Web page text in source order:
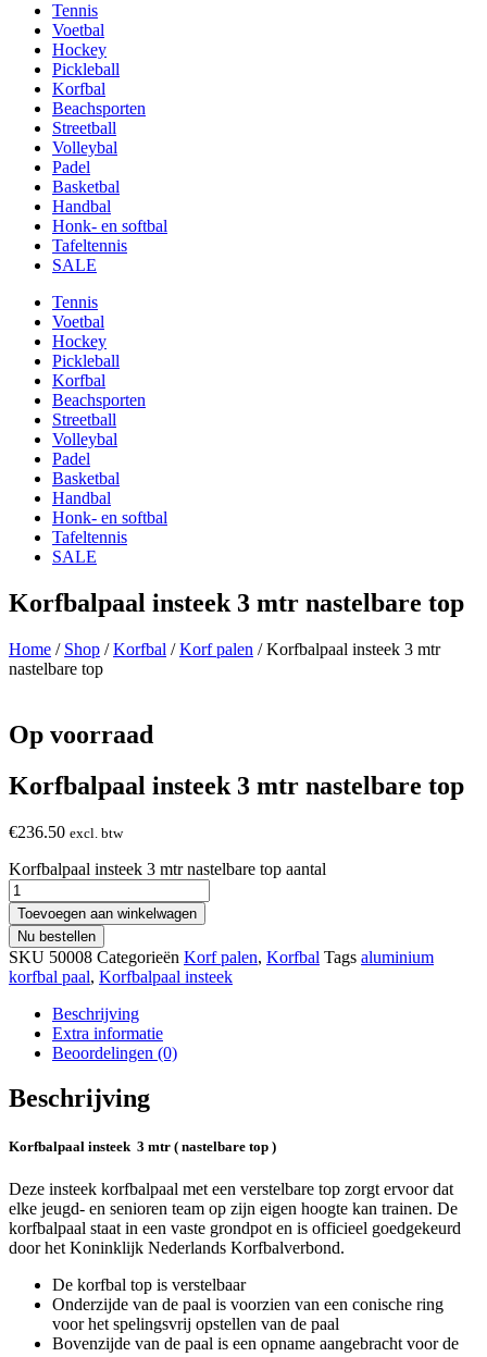
Tennis
Voetbal
Hockey
Pickleball
Korfbal
Beachsporten
Streetball
Volleybal
Padel
Basketbal
Handbal
Honk- en softbal
Tafeltennis
SALE
Tennis
Voetbal
Hockey
Pickleball
Korfbal
Beachsporten
Streetball
Volleybal
Padel
Basketbal
Handbal
Honk- en softbal
Tafeltennis
SALE
Korfbalpaal insteek 3 mtr nastelbare top
Home / Shop /Korfbal /Korf palen / Korfbalpaal insteek 3 mtr
nastelbare top
Op voorraad
Korfbalpaal insteek 3 mtr nastelbare top
€236.50 excl. btw
Korfbalpaal insteek 3 mtr nastelbare top aantal
Toevoegen aan winkelwagen
Nu bestellen
SKU 50008 Categorieën Korf palen, Korfbal Tags aluminium
korfbal paal, Korfbalpaal insteek
Beschrijving
Extra informatie
Beoordelingen (0)
Beschrijving
Korfbalpaal insteek 3 mtr ( nastelbare top )
Deze insteek korfbalpaal met een verstelbare top zorgt ervoor dat
elke jeugd- en senioren team op zijn eigen hoogte kan trainen. De
korfbalpaal staat in een vaste grondpot en is officieel goedgekeurd
door het Koninklijk Nederlands Korfbalverbond.
De korfbal top is verstelbaar
Onderzijde van de paal is voorzien van een conische ring
voor het spelingsvrij opstellen van de paal
Bovenzijde van de paal is een opname aangebracht voor de